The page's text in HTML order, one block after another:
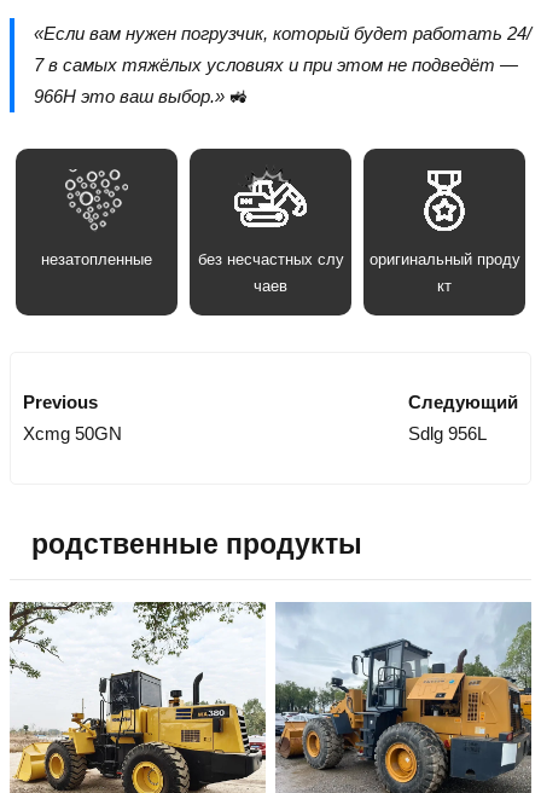
«Если вам нужен погрузчик, который будет работать 24/
7 в самых тяжёлых условиях и при этом не подведёт —
966H это ваш выбор.» 🚜
незатопленные
без несчастных слу
чаев
оригинальный проду
кт
Previous
Xcmg 50GN
Следующий
Sdlg 956L
родственные продукты